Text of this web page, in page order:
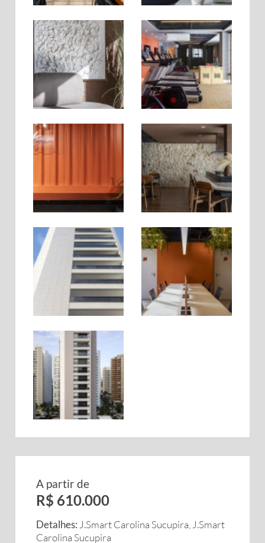
A partir de
R$ 610.000
Detalhes: J.Smart Carolina Sucupira, J.Smart
Carolina Sucupira